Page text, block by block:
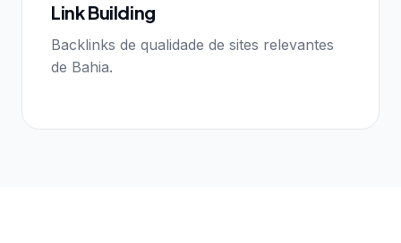
Link Building
Backlinks de qualidade de sites relevantes
de Bahia.